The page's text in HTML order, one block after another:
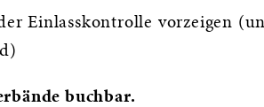
Einlasskontrolle vorzeigen
buchbar.